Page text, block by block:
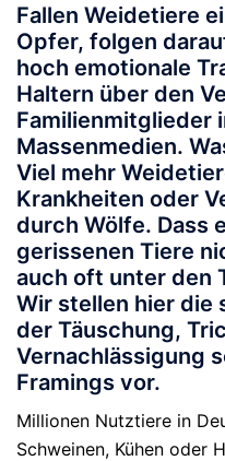
Fallen Weidetiere
Opfer, folgen
hoch emotionale
Haltern über den
Familienmitglieder
Massenmedien.
Viel mehr
Krankheiten oder
durch Wölfe. Dass
gerissenen Tiere
auch oft unter den
Wir stellen hier die
der Täuschung,
Vernachlässigung
Framings vor.
Millionen Nutztiere in
Schweinen, Kühen oder